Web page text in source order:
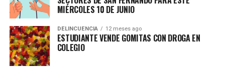
MIÉRCOLES 10 DE JUNIO
DELINCUENCIA 12 meses ago
ESTUDIANTE VENDE GOMITAS CON DROGA EN
COLEGIO